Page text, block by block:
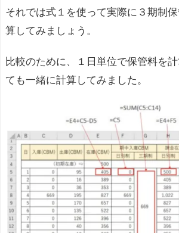
それでは式１を使って実際に３期制
算してみましょう。
比較のために、１日単位で保管料を
ても一緒に計算してみました。